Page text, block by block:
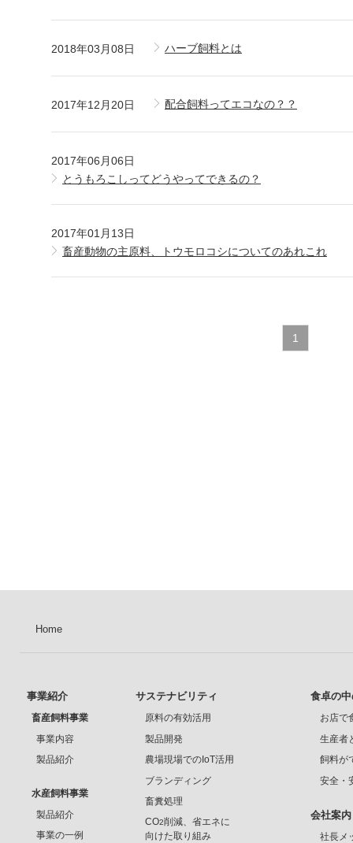
2018年03月08日 ハーブ飼料とは
2017年12月20日 配合飼料ってエコなの？？
2017年06月06日
とうもろこしってどうやってできるの？
2017年01月13日
畜産動物の主原料、トウモロコシについてのあれこれ
1
Home
事業紹介
畜産飼料事業
事業内容
製品紹介
水産飼料事業
製品紹介
事業の一例
サステナビリティ
原料の有効活用
製品開発
農場現場でのIoT活用
ブランディング
畜糞処理
CO2削減、省エネに
向けた取り組み
食卓の
お店で
生産者
飼料が
安全・
会社案内
社長メ